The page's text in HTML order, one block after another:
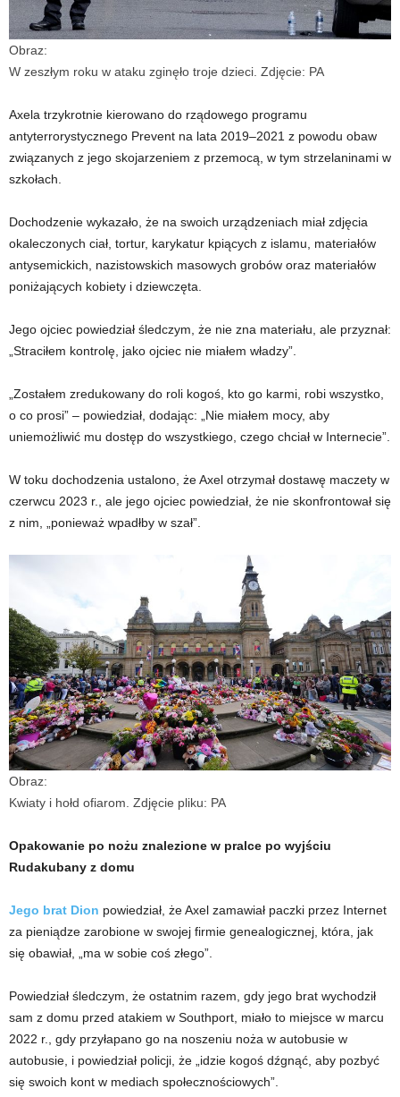
Obraz:
W zeszłym roku w ataku zginęło troje dzieci. Zdjęcie: PA
Axela trzykrotnie kierowano do rządowego programu
antyterrorystycznego Prevent na lata 2019–2021 z powodu obaw
związanych z jego skojarzeniem z przemocą, w tym strzelaninami w
szkołach.
Dochodzenie wykazało, że na swoich urządzeniach miał zdjęcia
okaleczonych ciał, tortur, karykatur kpiących z islamu, materiałów
antysemickich, nazistowskich masowych grobów oraz materiałów
poniżających kobiety i dziewczęta.
Jego ojciec powiedział śledczym, że nie zna materiału, ale przyznał:
„Straciłem kontrolę, jako ojciec nie miałem władzy”.
„Zostałem zredukowany do roli kogoś, kto go karmi, robi wszystko,
o co prosi” – powiedział, dodając: „Nie miałem mocy, aby
uniemożliwić mu dostęp do wszystkiego, czego chciał w Internecie”.
W toku dochodzenia ustalono, że Axel otrzymał dostawę maczety w
czerwcu 2023 r., ale jego ojciec powiedział, że nie skonfrontował się
z nim, „ponieważ wpadłby w szał”.
Obraz:
Kwiaty i hołd ofiarom. Zdjęcie pliku: PA
Opakowanie po nożu znalezione w pralce po wyjściu
Rudakubany z domu
Jego brat Dion powiedział, że Axel zamawiał paczki przez Internet
za pieniądze zarobione w swojej firmie genealogicznej, która, jak
się obawiał, „ma w sobie coś złego”.
Powiedział śledczym, że ostatnim razem, gdy jego brat wychodził
sam z domu przed atakiem w Southport, miało to miejsce w marcu
2022 r., gdy przyłapano go na noszeniu noża w autobusie w
autobusie, i powiedział policji, że „idzie kogoś dźgnąć, aby pozbyć
się swoich kont w mediach społecznościowych”.